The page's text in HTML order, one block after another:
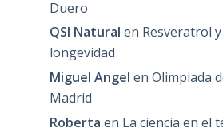
Duero
QSI Natural en Resveratrol
longevidad
Miguel Angel en Olimpiada
Madrid
Roberta en La ciencia en el